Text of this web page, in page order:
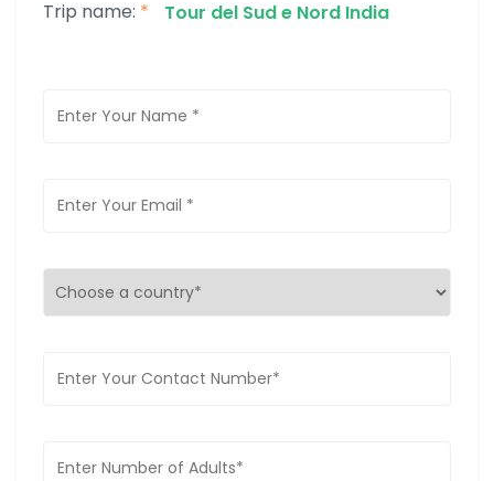
Trip name: * Tour del Sud e Nord India